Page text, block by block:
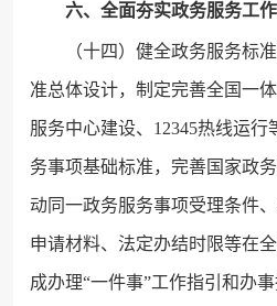
六、全面夯实政务服务工
（十四）健全政务服务标
准总体设计，制定完善全国一
服务中心建设、12345热线运
务事项基础标准，完善国家政
动同一政务服务事项受理条件
申请材料、法定办结时限等在
成办理“一件事”工作指引和办